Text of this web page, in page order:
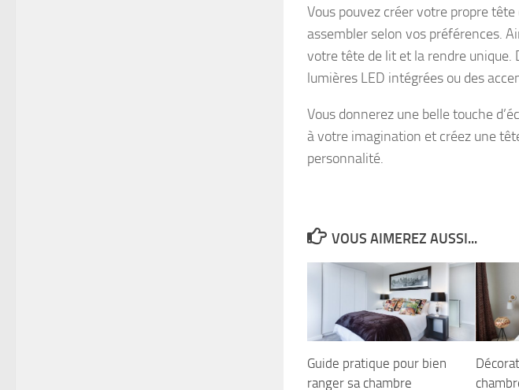
Vous pouvez créer votre propre
assembler selon vos préférences.
votre tête de lit et la rendre unique.
lumières LED intégrées ou des
Vous donnerez une belle touche
à votre imagination et créez une
personnalité.
VOUS AIMEREZ AUSSI...
Guide pratique pour bien
ranger sa chambre